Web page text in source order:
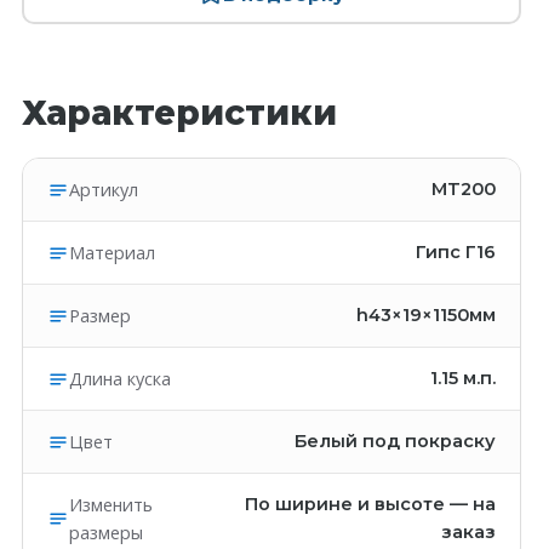
Характеристики
Артикул MT200
Материал Гипс Г16
Размер h43×19×1150мм
Длина куска 1.15 м.п.
Цвет Белый под покраску
Изменить
размеры
По ширине и высоте — на
заказ